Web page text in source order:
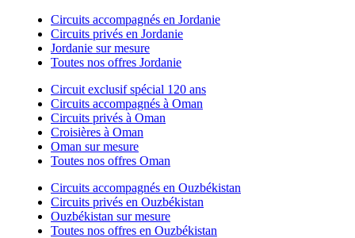
Circuits accompagnés en Jordanie
Circuits privés en Jordanie
Jordanie sur mesure
Toutes nos offres Jordanie
Circuit exclusif spécial 120 ans
Circuits accompagnés à Oman
Circuits privés à Oman
Croisières à Oman
Oman sur mesure
Toutes nos offres Oman
Circuits accompagnés en Ouzbékistan
Circuits privés en Ouzbékistan
Ouzbékistan sur mesure
Toutes nos offres en Ouzbékistan